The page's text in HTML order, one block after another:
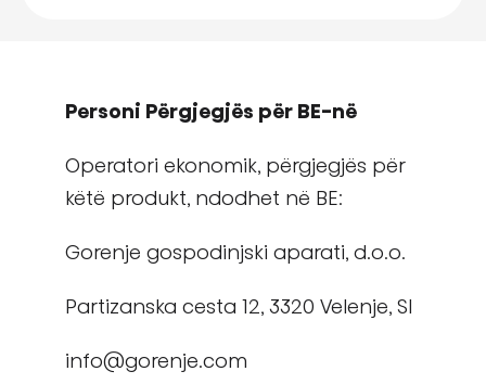
Personi Përgjegjës për BE-në
Operatori ekonomik, përgjegjës për
këtë produkt, ndodhet në BE:
Gorenje gospodinjski aparati, d.o.o.
Partizanska cesta 12, 3320 Velenje, SI
info@gorenje.com